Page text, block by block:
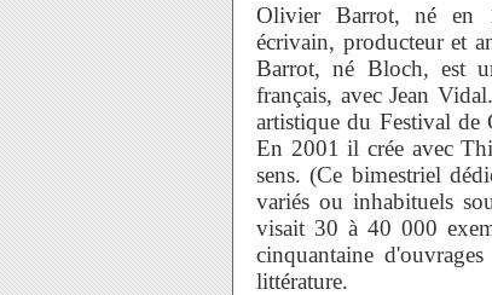
Olivier Barrot, né en
écrivain, producteur et
Barrot, né Bloch, est
français, avec Jean
artistique du Festival de
En 2001 il crée avec
sens. (Ce bimestriel
variés ou inhabituels
visait 30 à 40 000
cinquantaine
littérature.